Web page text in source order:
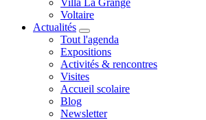
Voltaire
Actualités
Tout l'agenda
Expositions
Activités & rencontres
Visites
Accueil scolaire
Blog
Newsletter